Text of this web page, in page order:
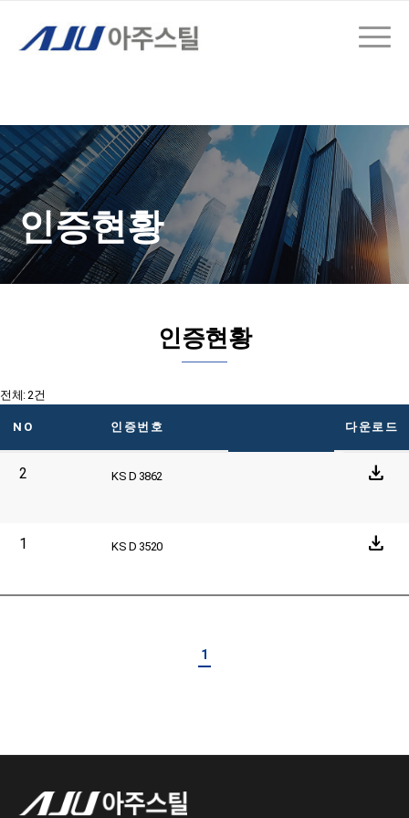
인증현황
인증현황
전체: 2건
NO 인증번호 다운로드
2 KS D 3862 download
1 KS D 3520 download
1